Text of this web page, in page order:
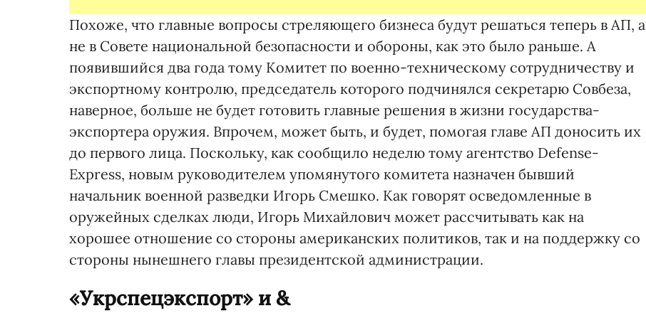
Похоже, что главные вопросы стреляющего бизнеса будут решаться теперь в АП, а
не в Совете национальной безопасности и обороны, как это было раньше. А
появившийся два года тому Комитет по военно-техническому сотрудничеству и
экспортному контролю, председатель которого подчинялся секретарю Совбеза,
наверное, больше не будет готовить главные решения в жизни государства-
экспортера оружия. Впрочем, может быть, и будет, помогая главе АП доносить их
до первого лица. Поскольку, как сообщило неделю тому агентство Defense-
Express, новым руководителем упомянутого комитета назначен бывший
начальник военной разведки Игорь Смешко. Как говорят осведомленные в
оружейных сделках люди, Игорь Михайлович может рассчитывать как на
хорошее отношение со стороны американских политиков, так и на поддержку со
стороны нынешнего главы президентской администрации.
«Укрспецэкспорт» и &